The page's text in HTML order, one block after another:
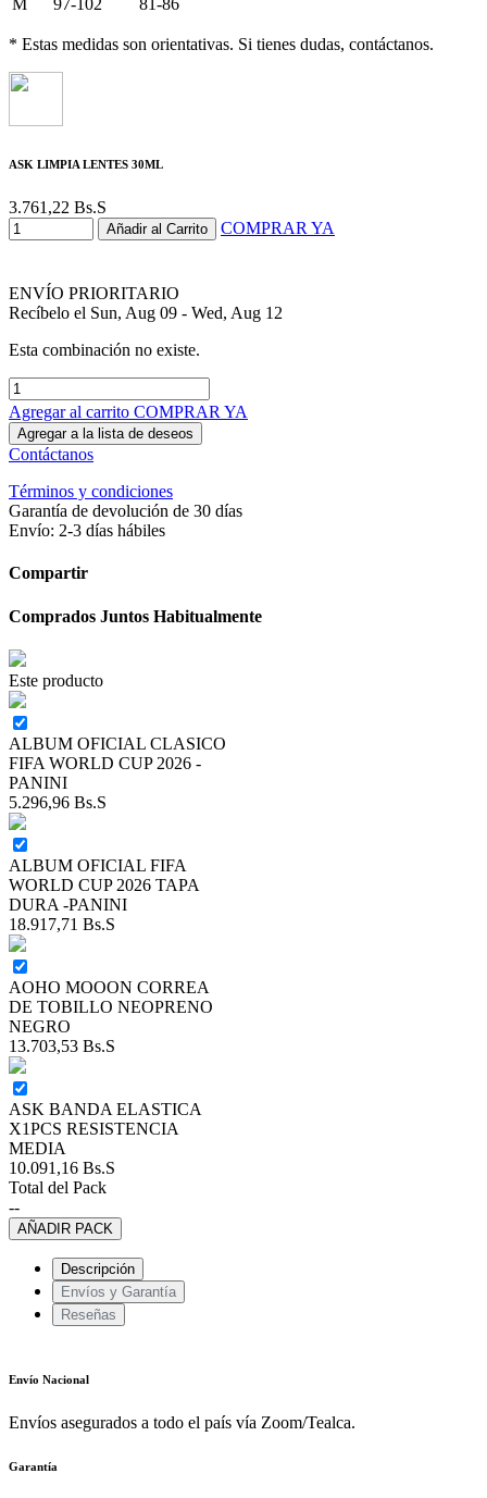
M 97-102 81-86
* Estas medidas son orientativas. Si tienes dudas, contáctanos.
ASK LIMPIA LENTES 30ML
3.761,22 Bs.S
Añadir al Carrito COMPRAR YA
ENVÍO PRIORITARIO
Recíbelo el Sun, Aug 09 - Wed, Aug 12
Esta combinación no existe.
Agregar al carrito COMPRAR YA
Agregar a la lista de deseos
Contáctanos
Términos y condiciones
Garantía de devolución de 30 días
Envío: 2-3 días hábiles
Compartir
Comprados Juntos Habitualmente
Este producto
ALBUM OFICIAL CLASICO
FIFA WORLD CUP 2026 -
PANINI
5.296,96 Bs.S
ALBUM OFICIAL FIFA
WORLD CUP 2026 TAPA
DURA -PANINI
18.917,71 Bs.S
AOHO MOOON CORREA
DE TOBILLO NEOPRENO
NEGRO
13.703,53 Bs.S
ASK BANDA ELASTICA
X1PCS RESISTENCIA
MEDIA
10.091,16 Bs.S
Total del Pack
--
AÑADIR PACK
Descripción
Envíos y Garantía
Reseñas
Envío Nacional
Envíos asegurados a todo el país vía Zoom/Tealca.
Garantía